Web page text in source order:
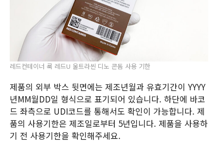
레드컨테이너 룩 레드U 울트라씬 디노 콘돔 사용 기한
제품의 외부 박스 뒷면에는 제조년월과 유효기간이 YYYY
년MM월DD일 형식으로 표기되어 있습니다. 하단에 바코
드 좌측으로 UDI코드를 통해서도 확인이 가능합니다. 제
품의 사용기한은 제조일로부터 5년입니다. 제품을 사용하
기 전 사용기한을 확인해주세요.